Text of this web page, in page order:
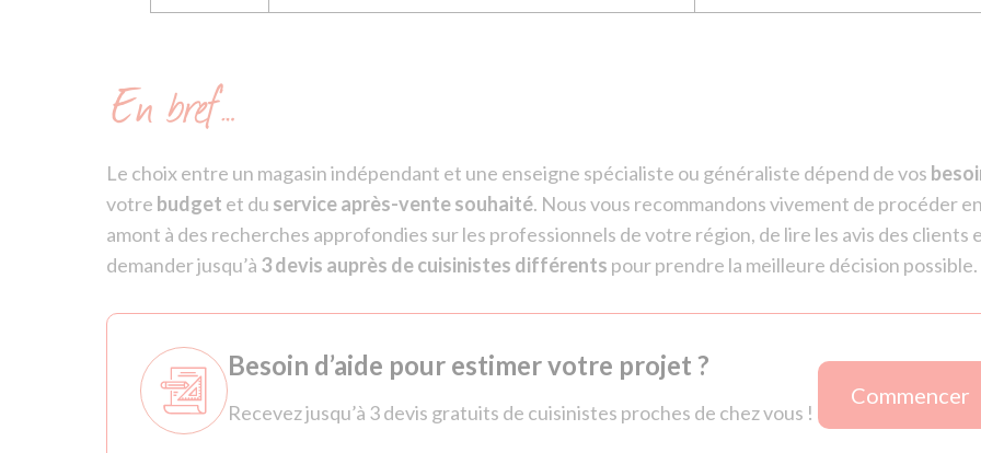
En bref…
Le choix entre un magasin indépendant et une enseigne spécialiste ou généraliste dépend de vos
votre budget et du service après-vente souhaité. Nous vous recommandons vivement de procéder
amont à des recherches approfondies sur les professionnels de votre région, de lire les avis des clients
demander jusqu’à 3 devis auprès de cuisinistes différents pour prendre la meilleure décision possible.
Besoin d’aide pour estimer votre projet ?
Recevez jusqu’à 3 devis gratuits de cuisinistes proches de chez vous !
Commencer